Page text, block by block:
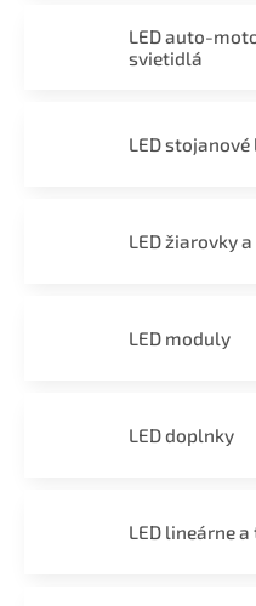
LED auto-
svietidlá
LED
LED žiarovky
LED moduly
LED doplnky
LED lineárne